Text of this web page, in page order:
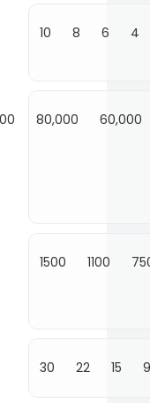
4
6
8
10
60,000
80,000
1100
1500
9
15
22
30